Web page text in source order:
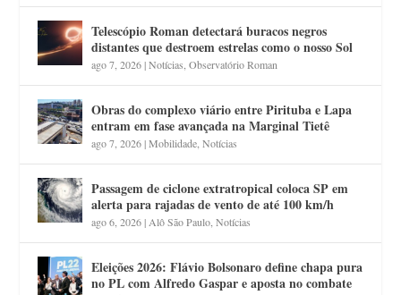
Telescópio Roman detectará buracos negros
distantes que destroem estrelas como o nosso Sol
ago 7, 2026|Notícias ,Observatório Roman
Obras do complexo viário entre Pirituba e Lapa
entram em fase avançada na Marginal Tietê
ago 7, 2026|Mobilidade ,Notícias
Passagem de ciclone extratropical coloca SP em
alerta para rajadas de vento de até 100 km/h
ago 6, 2026| Alô São Paulo ,Notícias
Eleições 2026: Flávio Bolsonaro define chapa pura
no PL com Alfredo Gaspar e aposta no combate